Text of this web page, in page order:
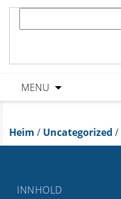
MENU
Heim / Uncategorized /
INNHOLD